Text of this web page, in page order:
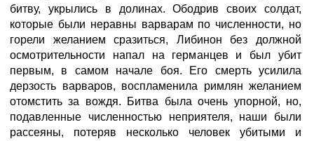
битву, укрылись в долинах. Ободрив своих солдат,
которые были неравны варварам по численности, но
горели желанием сразиться, Либинон без должной
осмотрительности напал на германцев и был убит
первым, в самом начале боя. Его смерть усилила
дерзость варваров, воспламенила римлян желанием
отомстить за вождя. Битва была очень упорной, но,
подавленные численностью неприятеля, наши были
рассеяны, потеряв несколько человек убитыми и